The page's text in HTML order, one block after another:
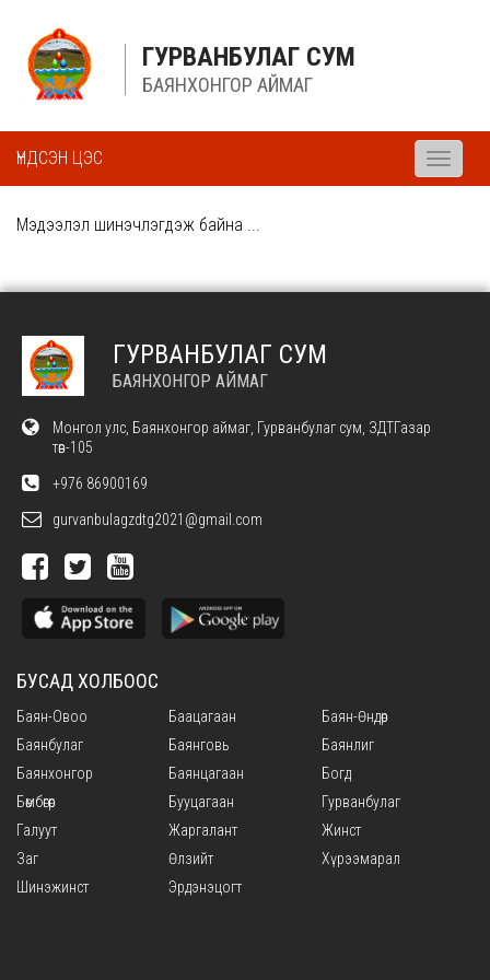
ГУРВАНБУЛАГ СУМ
БАЯНХОНГОР АЙМАГ
ҮНДСЭН ЦЭС
Toggle
Мэдээлэл шинэчлэгдэж байна ...
ГУРВАНБУЛАГ СУМ
БАЯНХОНГОР АЙМАГ
Монгол улс, Баянхонгор аймаг, Гурванбулаг сум, ЗДТГазар
төв-105
+976 86900169
gurvanbulagzdtg2021@gmail.com
БУСАД ХОЛБООС
Баян-Овоо Баацагаан
Баян-Өндөр
Баянбулаг
Баянговь
Баянлиг
Баянхонгор
Баянцагаан
Богд
Бөмбөгөр
Бууцагаан
Гурванбулаг
Галуут
Жаргалант
Жинст
Заг
Өлзийт
Хүрээмарал
Шинэжинст
Эрдэнэцогт